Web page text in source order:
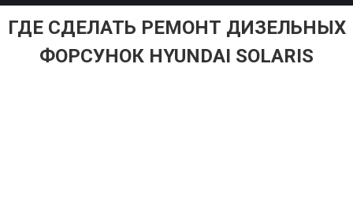
ГДЕ СДЕЛАТЬ РЕМОНТ ДИЗЕЛЬНЫХ
ФОРСУНОК HYUNDAI SOLARIS